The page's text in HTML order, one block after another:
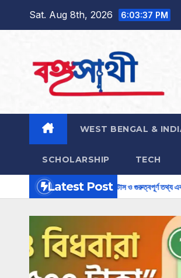
Sat. Aug 8th, 2026 6:03:38 PM
WEST BENGAL &
SCHOLARSHIP TECH
Latest Post
শর্ত, টাকা, স্ট্যাটাস ও গুরুত্বপূর্ণ তথ্য এক প্রতিবেদনে